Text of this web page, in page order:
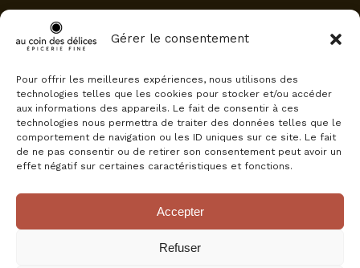
Gérer le consentement
Pour offrir les meilleures expériences, nous utilisons des
technologies telles que les cookies pour stocker et/ou accéder
aux informations des appareils. Le fait de consentir à ces
technologies nous permettra de traiter des données telles que le
comportement de navigation ou les ID uniques sur ce site. Le fait
de ne pas consentir ou de retirer son consentement peut avoir un
effet négatif sur certaines caractéristiques et fonctions.
Accepter
Refuser
Paiement sécurisé
Mon compte
AVIS CLIENTS
Au Coin des Délices
4.5
Basé sur 75 avis
powered byGoogle